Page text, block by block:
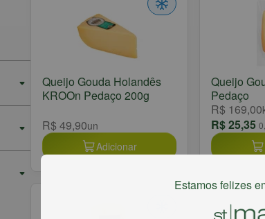
Queijo Gouda Holandês
KROOn Pedaço 200g
R$ 49,90un
Adicionar
Queijo
Pedaço
R$ 169,00
R$ 25,35
Estamos felizes